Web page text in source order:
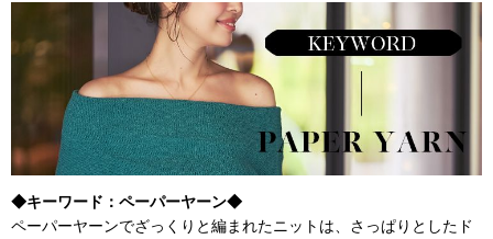
◆キーワード：ペーパーヤーン◆
ペーパーヤーンでざっくりと編まれたニットは、さっぱりとしたド